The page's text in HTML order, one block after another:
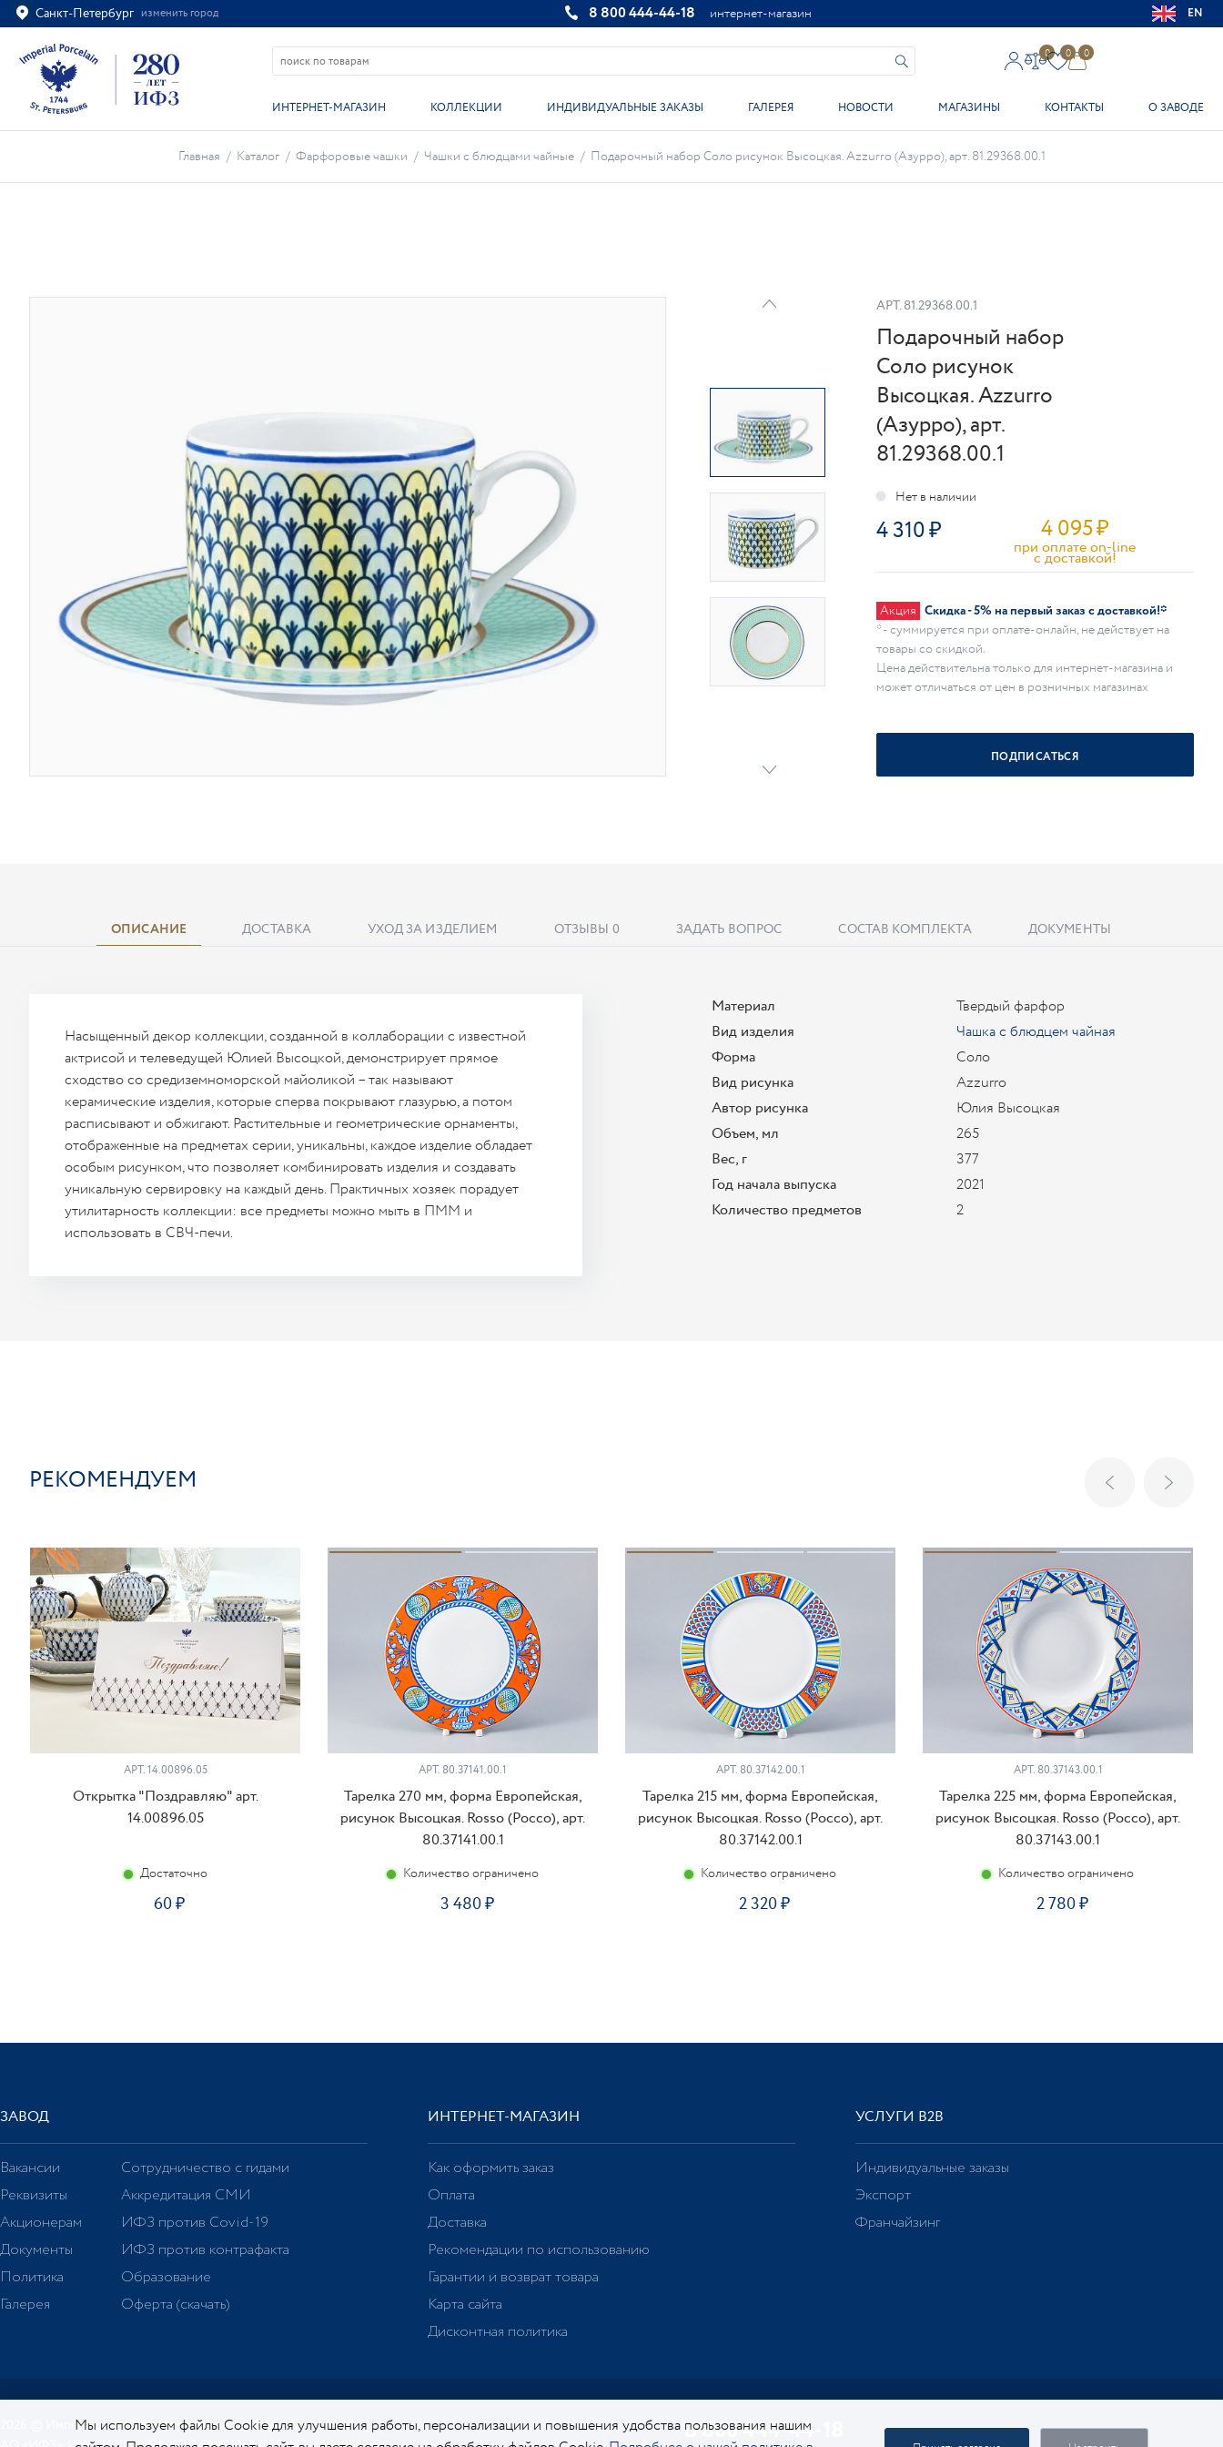
Санкт-Петербург изменить город
Ваш город Санкт-Петербург?
ВСЁ ВЕРНО ИЗМЕНИТЬ
8 800 444-44-18 интернет-магазин EN
0 0 0
ИНТЕРНЕТ-МАГАЗИН КОЛЛЕКЦИИ ИНДИВИДУАЛЬНЫЕ ЗАКАЗЫ ГАЛЕРЕЯ НОВОСТИ МАГАЗИНЫ КОНТАКТЫ О ЗАВОДЕ
Главная / Каталог / Фарфоровые чашки / Чашки с блюдцами чайные / Подарочный набор Соло рисунок Высоцкая. Azzurro (Азурро), арт. 81.29368.00.1
АРТ. 81.29368.00.1
Подарочный набор
Соло рисунок
Высоцкая. Azzurro
(Азурро), арт.
81.29368.00.1
4 310 4 095₽
при оплате on-line
c доставкой!
Акция Скидка - 5% на первый заказ с доставкой!*
* - суммируется при оплате-онлайн, не действует на
товары со скидкой.
Цена действительна только для интернет-магазина и
может отличаться от цен в розничных магазинах
ПОДПИСАТЬСЯ
ОПИСАНИЕ ДОСТАВКА УХОД ЗА ИЗДЕЛИЕМ ОТЗЫВЫ 0 ЗАДАТЬ ВОПРОС СОСТАВ КОМПЛЕКТА ДОКУМЕНТЫ
Насыщенный декор коллекции, созданной в коллаборации с известной
актрисой и телеведущей Юлией Высоцкой, демонстрирует прямое
сходство со средиземноморской майоликой – так называют
керамические изделия, которые сперва покрывают глазурью, а потом
расписывают и обжигают. Растительные и геометрические орнаменты,
отображенные на предметах серии, уникальны, каждое изделие обладает
особым рисунком, что позволяет комбинировать изделия и создавать
уникальную сервировку на каждый день. Практичных хозяек порадует
утилитарность коллекции: все предметы можно мыть в ПММ и
использовать в СВЧ-печи.
Материал
Твердый фарфор
Вид изделия
Чашка с блюдцем чайная
Форма
Соло
Вид рисунка
Azzurro
Автор рисунка
Юлия Высоцкая
Объем, мл
265
Вес, г
377
Год начала выпуска
2021
Количество предметов
2
РЕКОМЕНДУЕМ
АРТ. 14.00896.05
Открытка "Поздравляю" арт.
14.00896.05
Достаточно
60
АРТ. 80.37141.00.1
Тарелка 270 мм, форма Европейская,
рисунок Высоцкая. Rosso (Россо), арт.
80.37141.00.1
Количество ограничено
3 480
АРТ. 80.37142.00.1
Тарелка 215 мм, форма Европейская,
рисунок Высоцкая. Rosso (Россо), арт.
80.37142.00.1
Количество ограничено
2 320
АРТ. 80.37143.00.1
Тарелка 225 мм, форма Европейская,
рисунок Высоцкая. Rosso (Россо), арт.
80.37143.00.1
Количество ограничено
2 780
ЗАВОД
Вакансии
Реквизиты
Акционерам
Документы
Политика
Галерея
Сотрудничество с гидами
Аккредитация СМИ
ИФЗ против Covid-19
ИФЗ против контрафакта
Образование
Оферта (скачать)
ИНТЕРНЕТ-МАГАЗИН
Как оформить заказ
Оплата
Доставка
Рекомендации по использованию
Гарантии и возврат товара
Карта сайта
Дисконтная политика
УСЛУГИ В2В
Индивидуальные заказы
Экспорт
Франчайзинг
2026 © Императорский фарфоровый завод. Официальный сайт.
8 800 444-44-18
Мы используем файлы Cookie для улучшения работы, персонализации и повышения удобства пользования нашим